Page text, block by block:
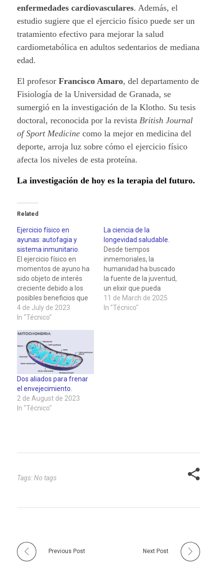
enfermedades cardiovasculares. Además, el
estudio sugiere que el ejercicio físico puede ser un
tratamiento efectivo para mejorar la salud
cardiometabólica en adultos sedentarios de mediana
edad.
El profesor Francisco Amaro, del departamento de
Fisiología de la Universidad de Granada, se
sumergió en la investigación de la Klotho. Su tesis
doctoral, reconocida por la revista British Journal
of Sport Medicine como la mejor en medicina del
deporte, arroja luz sobre cómo el ejercicio físico
afecta los niveles de esta proteína.
La investigación de hoy es la terapia del futuro.
Related
Ejercicio físico en
ayunas: autofagia y
sistema inmunitario.
El ejercicio físico en
momentos de ayuno ha
sido objeto de interés
creciente debido a los
posibles beneficios que
puede aportar a la salud.
Además de los efectos
en el metabolismo, la
fuerza muscular y la
resistencia
cardiovascular, se ha
descubierto que el
ejercicio durante el
ayuno…
4 de July de 2023
In "Técnico"
La ciencia de la
longevidad saludable.
Desde tiempos
inmemoriales, la
humanidad ha buscado
la fuente de la juventud,
un elixir que pueda
detener el inexorable
avance del tiempo y
11 de March de 2025
In "Técnico"
Dos aliados para frenar
el envejecimiento.
2 de August de 2023
In "Técnico"
Tags: No tags
Previous Post Next Post